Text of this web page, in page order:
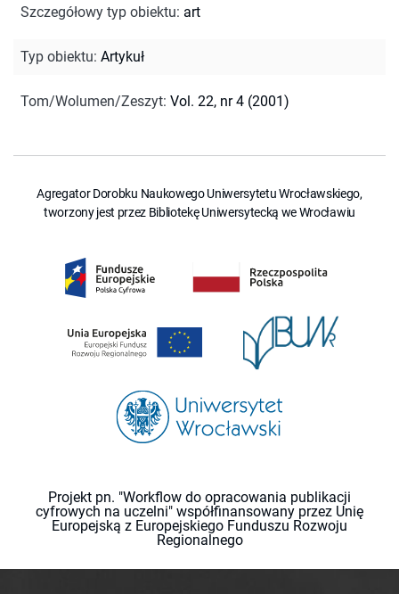
Szczegółowy typ obiektu: art
Typ obiektu: Artykuł
Tom/Wolumen/Zeszyt: Vol. 22, nr 4 (2001)
Agregator Dorobku Naukowego Uniwersytetu Wrocławskiego,
tworzony jest przez Bibliotekę Uniwersytecką we Wrocławiu
Projekt pn. "Workflow do opracowania publikacji
cyfrowych na uczelni" współfinansowany przez Unię
Europejską z Europejskiego Funduszu Rozwoju
Regionalnego